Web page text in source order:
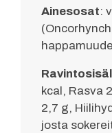
Ainesosat:
kcal, Rasva
2,7 g,
josta